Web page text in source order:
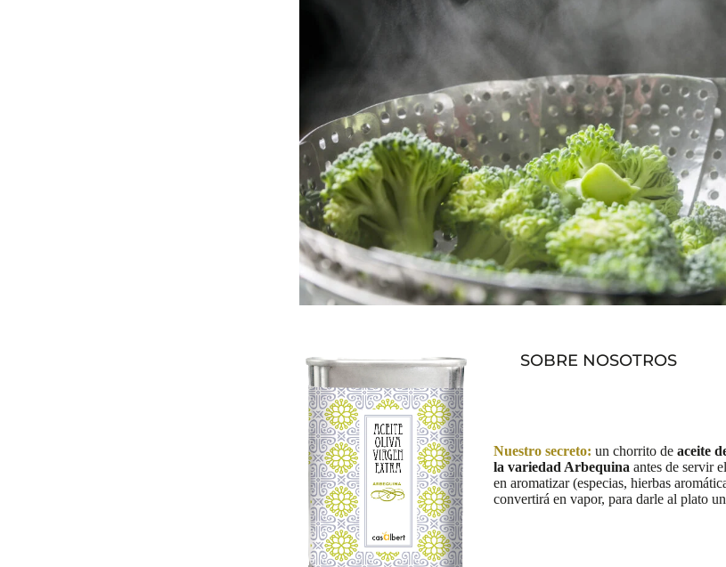
SOBRE NOSOTROS
Nuestro secreto: un chorrito de aceite
la variedad Arbequina antes de servir
en aromatizar (especias, hierbas
convertirá en vapor, para darle al plato